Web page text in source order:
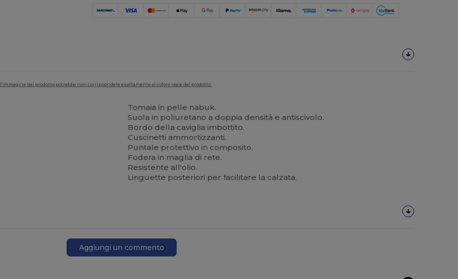
del prodotto potrebbe non corrispondere esattamente al colore reale del prodotto.
Tomaia in pelle nabuk.
Suola in poliuretano a doppia densità e antiscivolo.
Bordo della caviglia imbottito.
Cuscinetti ammortizzanti.
Puntale protettivo in composito.
Fodera in maglia di rete.
Resistente all'olio.
Linguette posteriori per facilitare la calzata.
Aggiungi un commento